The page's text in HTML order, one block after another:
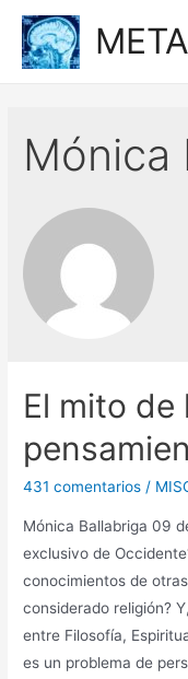
contenido
Mónica
El mito de
431 comentarios /
Mónica Ballabriga 09
exclusivo de
conocimientos de
considerado religión?
entre Filosofía,
es un problema de